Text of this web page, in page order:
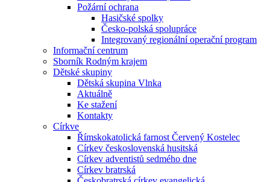
Požární ochrana
Hasičské spolky
Česko-polská spolupráce
Integrovaný regionální operační program
Informační centrum
Sborník Rodným krajem
Dětské skupiny
Dětská skupina Vlnka
Aktuálně
Ke stažení
Kontakty
Církve
Římskokatolická farnost Červený Kostelec
Církev československá husitská
Církev adventistů sedmého dne
Církev bratrská